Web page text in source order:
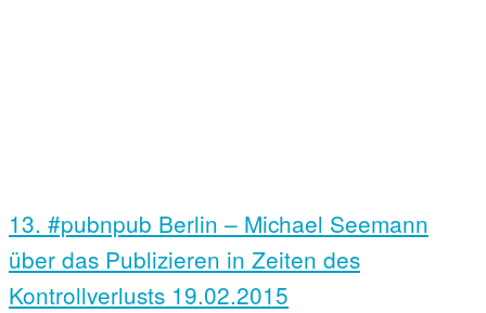
13. #pubnpub Berlin – Michael Seemann
über das Publizieren in Zeiten des
Kontrollverlusts 19.02.2015